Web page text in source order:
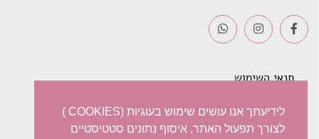
תנאי השימוש
משלוחים
לידיעתך אנו עושים שימוש בעוגיות (COOKIES )
לצורך תפעול האתר, איסוף נתונים סטטיסטיים